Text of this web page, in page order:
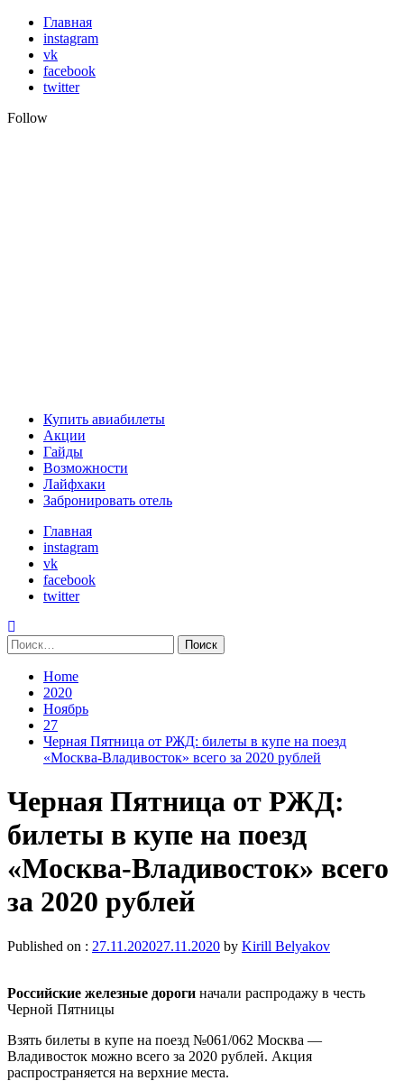
Skip
content
Главная
instagram
vk
facebook
twitter
Follow
Primary
Menu
Купить авиабилеты
Акции
Гайды
Возможности
Лайфхаки
Забронировать отель
Главная
instagram
vk
facebook
twitter
Найти:
Home
2020
Ноябрь
27
Черная Пятница от РЖД: билеты в купе на поезд
«Москва-Владивосток» всего за 2020 рублей
Черная Пятница от РЖД:
билеты в купе на поезд
«Москва-Владивосток» всего
за 2020 рублей
Published on : 27.11.202027.11.2020 by Kirill Belyakov
Российские железные дороги начали распродажу в честь
Черной Пятницы
Взять билеты в купе на поезд №061/062 Москва —
Владивосток можно всего за 2020 рублей. Акция
распространяется на верхние места.